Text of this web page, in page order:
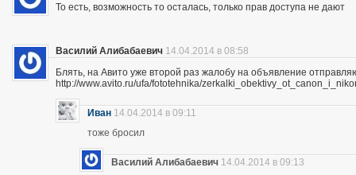
То есть, возможность то осталась, только прав доступа не дают
Василий Алибабаевич 14.04.2014 в 08:58
Блять, на Авито уже второй раз жалобу на объявление
http://www.avito.ru/ufa/fototehnika/
Иван 14.04.2014 в 09:11
тоже бросил
Василий Алибабаевич 14.04.2014 в 09:13